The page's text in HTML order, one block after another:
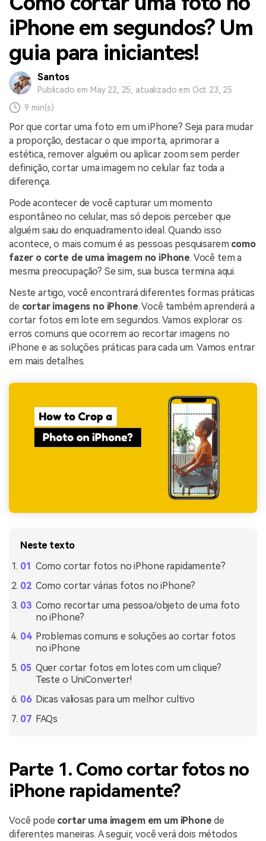
iPhone em segundos? Um
guia para iniciantes!
Santos
Publicado em May 22, 25, atualizado em Oct 23, 25
9 min(s)
Por que cortar uma foto em um iPhone? Seja para mudar
a proporção, destacar o que importa, aprimorar a
estética, remover alguém ou aplicar zoom sem perder
definição, cortar uma imagem no celular faz toda a
diferença.
Pode acontecer de você capturar um momento
espontâneo no celular, mas só depois perceber que
alguém saiu do enquadramento ideal. Quando isso
acontece, o mais comum é as pessoas pesquisarem como
fazer o corte de uma imagem no iPhone. Você tem a
mesma preocupação? Se sim, sua busca termina aqui.
Neste artigo, você encontrará diferentes formas práticas
de cortar imagens no iPhone. Você também aprenderá a
cortar fotos em lote em segundos. Vamos explorar os
erros comuns que ocorrem ao recortar imagens no
iPhone e as soluções práticas para cada um. Vamos entrar
em mais detalhes.
Neste texto
Como cortar fotos no iPhone rapidamente?
Como cortar várias fotos no iPhone?
Como recortar uma pessoa/objeto de uma foto
no iPhone?
Problemas comuns e soluções ao cortar fotos
no iPhone
Quer cortar fotos em lotes com um clique?
Teste o UniConverter!
Dicas valiosas para um melhor cultivo
FAQs
Parte 1. Como cortar fotos no
iPhone rapidamente?
Você pode cortar uma imagem em um iPhone de
diferentes maneiras. A seguir, você verá dois métodos